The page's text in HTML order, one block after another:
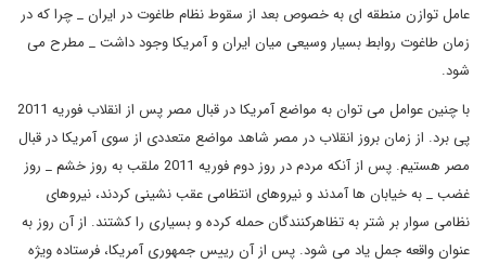
عامل توازن منطقه ای به خصوص بعد از سقوط نظام طاغوت در ایران _ چرا که در
زمان طاغوت روابط بسیار وسیعی میان ایران و آمریکا وجود داشت _ مطرح می
شود.
با چنین عوامل می توان به مواضع آمریکا در قبال مصر پس از انقلاب فوریه 2011
پی برد. از زمان بروز انقلاب در مصر شاهد مواضع متعددی از سوی آمریکا در قبال
مصر هستیم. پس از آنکه مردم در روز دوم فوریه 2011 ملقب به روز خشم _ روز
غضب _ به خیابان ها آمدند و نیروهای انتظامی عقب نشینی کردند، نیروهای
نظامی سوار بر شتر به تظاهرکنندگان حمله کرده و بسیاری را کشتند. از آن روز به
عنوان واقعه جمل یاد می شود. پس از آن رییس جمهوری آمریکا، فرستاده ویژه